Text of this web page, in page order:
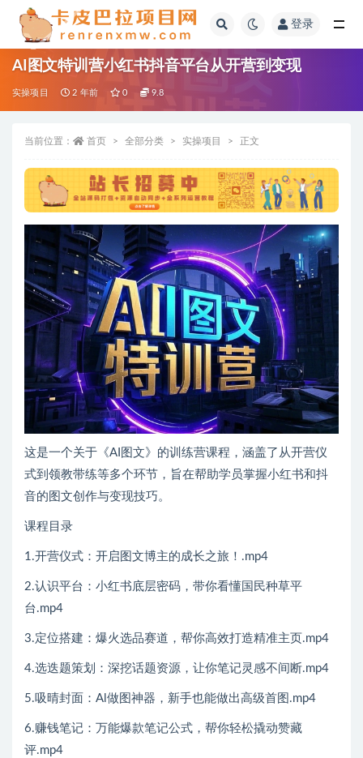
登录
AI图文特训营小红书抖音平台从开营到变现
实操项目 2 年前 0 9.8
当前位置： 首页 全部分类 实操项目 正文
这是一个关于《AI图文》的训练营课程，涵盖了从开营仪
式到领教带练等多个环节，旨在帮助学员掌握小红书和抖
音的图文创作与变现技巧。
课程目录
1.开营仪式：开启图文博主的成长之旅！.mp4
2.认识平台：小红书底层密码，带你看懂国民种草平
台.mp4
3.定位搭建：爆火选品赛道，帮你高效打造精准主页.mp4
4.选迭题策划：深挖话题资源，让你笔记灵感不间断.mp4
5.吸晴封面：Al做图神器，新手也能做出高级首图.mp4
6.赚钱笔记：万能爆款笔记公式，帮你轻松撬动赞藏
评.mp4
全部